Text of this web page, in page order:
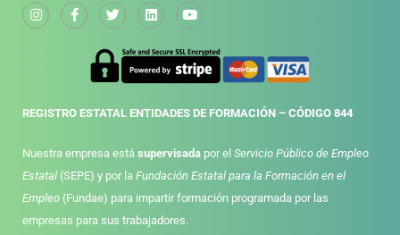
REGISTRO ESTATAL ENTIDADES DE FORMACIÓN – CÓDIGO 844
Nuestra empresa está supervisada por el Servicio Público de Empleo
Estatal (SEPE) y por la Fundación Estatal para la Formación en el
Empleo (Fundae) para impartir formación programada por las
empresas para sus trabajadores.